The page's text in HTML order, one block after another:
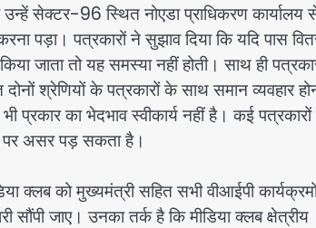
सेक्टर-96 स्थित नोएडा प्राधिकरण कार्यालय
पड़ा। पत्रकारों ने सुझाव दिया कि यदि पास
जाता तो यह समस्या नहीं होती। साथ ही
श्रेणियों के पत्रकारों के साथ समान व्यवहार
प्रकार का भेदभाव स्वीकार्य नहीं है। कई
पर असर पड़ सकता है।
क्लब को मुख्यमंत्री सहित सभी वीआईपी
जाए। उनका तर्क है कि मीडिया क्लब क्षेत्रीय